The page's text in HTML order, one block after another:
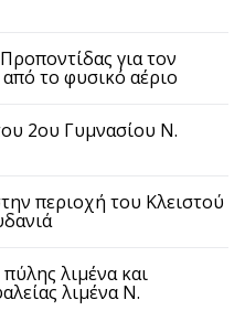
για τον
το φυσικό αέριο
2ου Γυμνασίου Ν.
περιοχή του Κλειστού
λιμένα και
λιμένα Ν.